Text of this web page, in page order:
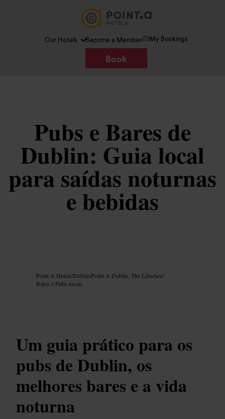
Our Hotels Become a Member My Bookings
Book
Pubs e Bares de
Dublin: Guia local
para saídas noturnas
e bebidas
Point A Hotels/Dublin/Point A Dublin, The Liberties/
Bares e Pubs locais
Um guia prático para os
pubs de Dublin, os
melhores bares e a vida
noturna